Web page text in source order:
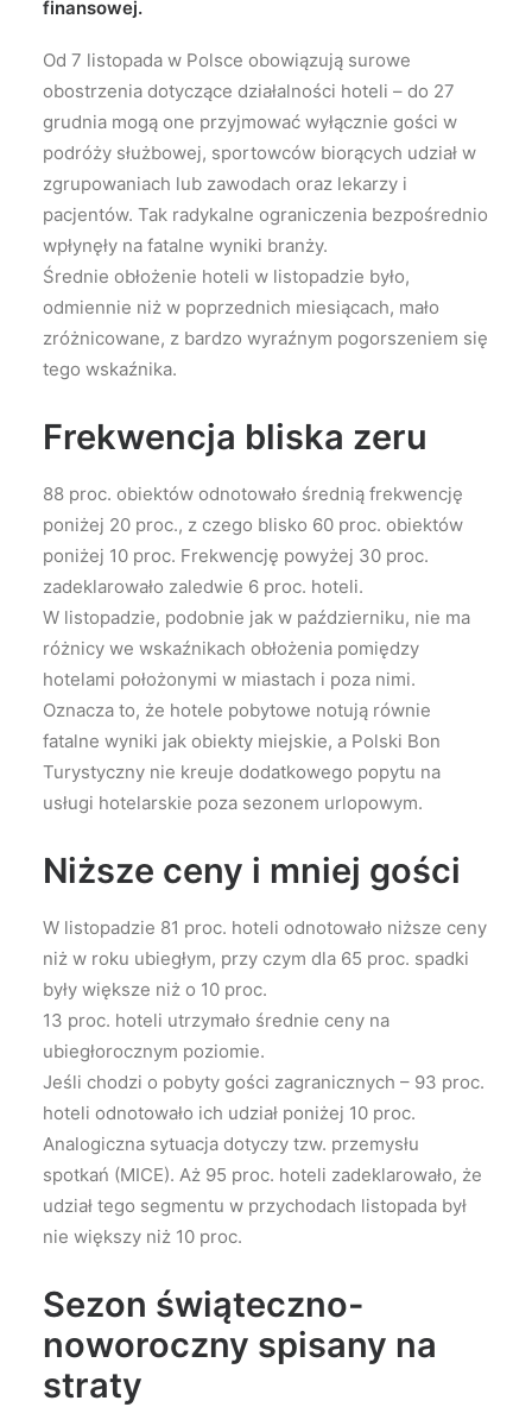
finansowej.
Od 7 listopada w Polsce obowiązują surowe
obostrzenia dotyczące działalności hoteli – do 27
grudnia mogą one przyjmować wyłącznie gości w
podróży służbowej, sportowców biorących udział w
zgrupowaniach lub zawodach oraz lekarzy i
pacjentów. Tak radykalne ograniczenia bezpośrednio
wpłynęły na fatalne wyniki branży.
Średnie obłożenie hoteli w listopadzie było,
odmiennie niż w poprzednich miesiącach, mało
zróżnicowane, z bardzo wyraźnym pogorszeniem się
tego wskaźnika.
Frekwencja bliska zeru
88 proc. obiektów odnotowało średnią frekwencję
poniżej 20 proc., z czego blisko 60 proc. obiektów
poniżej 10 proc. Frekwencję powyżej 30 proc.
zadeklarowało zaledwie 6 proc. hoteli.
W listopadzie, podobnie jak w październiku, nie ma
różnicy we wskaźnikach obłożenia pomiędzy
hotelami położonymi w miastach i poza nimi.
Oznacza to, że hotele pobytowe notują równie
fatalne wyniki jak obiekty miejskie, a Polski Bon
Turystyczny nie kreuje dodatkowego popytu na
usługi hotelarskie poza sezonem urlopowym.
Niższe ceny i mniej gości
W listopadzie 81 proc. hoteli odnotowało niższe ceny
niż w roku ubiegłym, przy czym dla 65 proc. spadki
były większe niż o 10 proc.
13 proc. hoteli utrzymało średnie ceny na
ubiegłorocznym poziomie.
Jeśli chodzi o pobyty gości zagranicznych – 93 proc.
hoteli odnotowało ich udział poniżej 10 proc.
Analogiczna sytuacja dotyczy tzw. przemysłu
spotkań (MICE). Aż 95 proc. hoteli zadeklarowało, że
udział tego segmentu w przychodach listopada był
nie większy niż 10 proc.
Sezon świąteczno-
noworoczny spisany na
straty